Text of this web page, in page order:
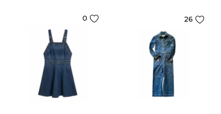
0 26